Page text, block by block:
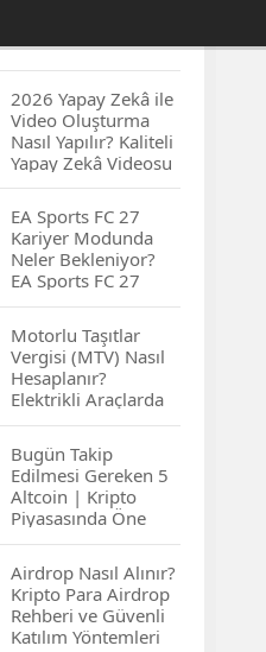
2026 Yapay Zekâ ile
Video Oluşturma
Nasıl Yapılır? Kaliteli
Yapay Zekâ Videosu
Hazırlamanın
İpuçları...
EA Sports FC 27
Kariyer Modunda
Neler Bekleniyor?
EA Sports FC 27
Kariyer Modu
Yenilikleri…
Motorlu Taşıtlar
Vergisi (MTV) Nasıl
Hesaplanır?
Elektrikli Araçlarda
MTV Nasıl
Hesaplanır? MTV
Borcu Nasıl
Sorgulanır?
Bugün Takip
Edilmesi Gereken 5
Altcoin | Kripto
Piyasasında Öne
Çıkan Projeler
Airdrop Nasıl Alınır?
Kripto Para Airdrop
Rehberi ve Güvenli
Katılım Yöntemleri